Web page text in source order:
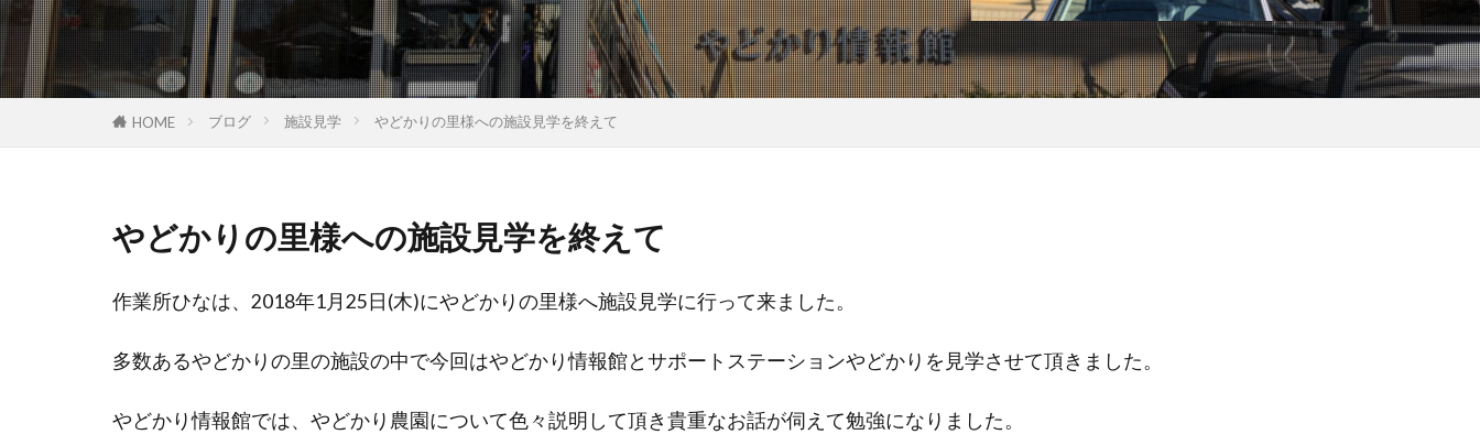
HOME ブログ 施設見学 やどかりの里様への施設見学を終えて
やどかりの里様への施設見学を終えて
作業所ひなは、2018年1月25日(木)にやどかりの里様へ施設見学に行って来ました。
多数あるやどかりの里の施設の中で今回はやどかり情報館とサポートステーションやどかりを見学させて頂きました。
やどかり情報館では、やどかり農園について色々説明して頂き貴重なお話が伺えて勉強になりました。